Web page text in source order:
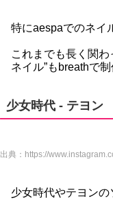
特にaespaでのネイ
これまでも長く関
ネイル”もbreathで
少女時代 - テヨン
出典： https://
少女時代やテヨン